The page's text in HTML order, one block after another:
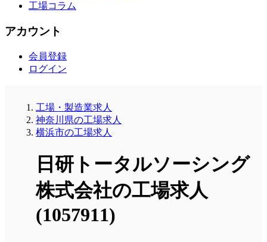
工場コラム
アカウント
会員登録
ログイン
工場・製造業求人
神奈川県の工場求人
横浜市の工場求人
日研トータルソーシング
株式会社の工場求人
(1057911)